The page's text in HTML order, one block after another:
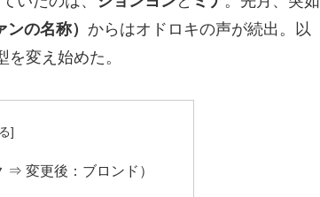
の名称） からはオドロキの声が続出。以
変え始めた。
変更後：ブロンド）